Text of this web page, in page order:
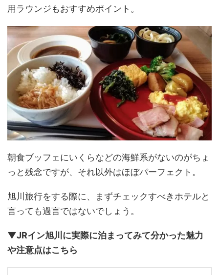
用ラウンジもおすすめポイント。
朝食ブッフェにいくらなどの海鮮系がないのがちょ
っと残念ですが、それ以外はほぼパーフェクト。
旭川旅行をする際に、まずチェックすべきホテルと
言っても過言ではないでしょう。
▼JRイン旭川に実際に泊まってみて分かった魅力
や注意点はこちら